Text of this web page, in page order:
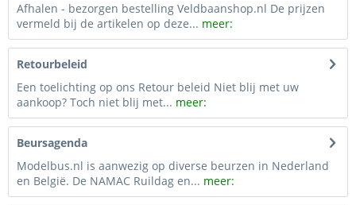
Afhalen - bezorgen bestelling Veldbaanshop.nl De prijzen
vermeld bij de artikelen op deze... meer:
Retourbeleid
Een toelichting op ons Retour beleid Niet blij met uw
aankoop? Toch niet blij met... meer:
Beursagenda
Modelbus.nl is aanwezig op diverse beurzen in Nederland
en België. De NAMAC Ruildag en... meer: